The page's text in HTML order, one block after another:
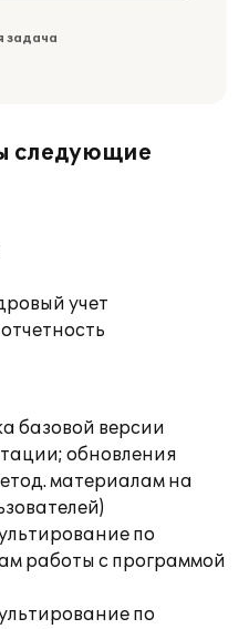
задача
следующие
учет
базовой версии
обновления
материалам на
по
работы с программой
по